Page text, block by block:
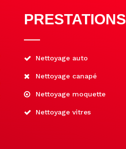
PRESTATIONS
Nettoyage auto
Nettoyage canapé
Nettoyage moquette
Nettoyage vitres